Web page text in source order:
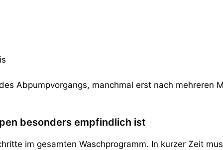
Abpumpvorgangs, manchmal erst nach mehreren
besonders empfindlich ist
im gesamten Waschprogramm. In kurzer Zeit